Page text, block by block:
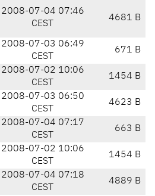
2008-07-04 07:46
CEST
4681 B
2008-07-03 06:49
CEST
671 B
2008-07-02 10:06
CEST
1454 B
2008-07-03 06:50
CEST
4623 B
2008-07-04 07:17
CEST
663 B
2008-07-02 10:06
CEST
1454 B
2008-07-04 07:18
CEST
4889 B